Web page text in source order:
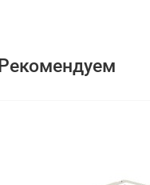
Рекомендуем